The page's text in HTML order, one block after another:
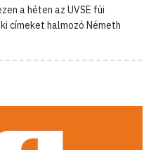
a héten az UVSE fúi
címeket halmozó Németh